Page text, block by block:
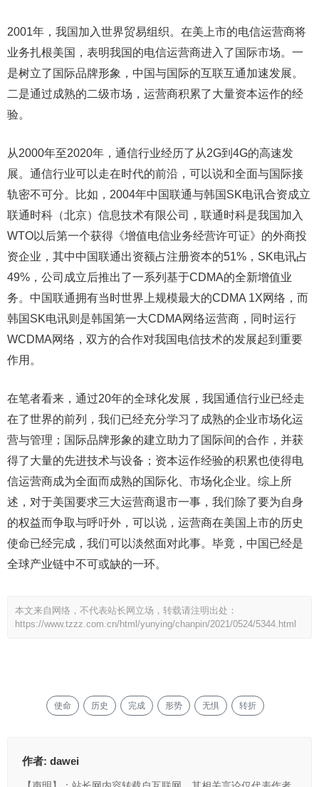
2001年，我国加入世界贸易组织。在美上市的电信运营商将
业务扎根美国，表明我国的电信运营商进入了国际市场。一
是树立了国际品牌形象，中国与国际的互联互通加速发展。
二是通过成熟的二级市场，运营商积累了大量资本运作的经
验。
从2000年至2020年，通信行业经历了从2G到4G的高速发
展。通信行业可以走在时代的前沿，可以说和全面与国际接
轨密不可分。比如，2004年中国联通与韩国SK电讯合资成立
联通时科（北京）信息技术有限公司，联通时科是我国加入
WTO以后第一个获得《增值电信业务经营许可证》的外商投
资企业，其中中国联通出资额占注册资本的51%，SK电讯占
49%，公司成立后推出了一系列基于CDMA的全新增值业
务。中国联通拥有当时世界上规模最大的CDMA 1X网络，而
韩国SK电讯则是韩国第一大CDMA网络运营商，同时运行
WCDMA网络，双方的合作对我国电信技术的发展起到重要
作用。
在笔者看来，通过20年的全球化发展，我国通信行业已经走
在了世界的前列，我们已经充分学习了成熟的企业市场化运
营与管理；国际品牌形象的建立助力了国际间的合作，并获
得了大量的先进技术与设备；资本运作经验的积累也使得电
信运营商成为全面而成熟的国际化、市场化企业。综上所
述，对于美国要求三大运营商退市一事，我们除了要为自身
的权益而争取与呼吁外，可以说，运营商在美国上市的历史
使命已经完成，我们可以淡然面对此事。毕竟，中国已经是
全球产业链中不可或缺的一环。
本文来自网络，不代表站长网立场，转载请注明出处：
https://www.tzzz.com.cn/html/yunying/chanpin/2021/0524/5344.html
使命 历史 完成 形势 无惧 转折
作者: dawei